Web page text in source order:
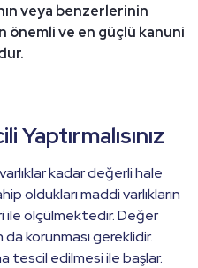
veya benzerlerinin
önemli ve en güçlü kanuni
kadar değerli hale
oldukları maddi varlıkların
ile ölçülmektedir. Değer
da korunması gereklidir.
tescil edilmesi ile başlar.